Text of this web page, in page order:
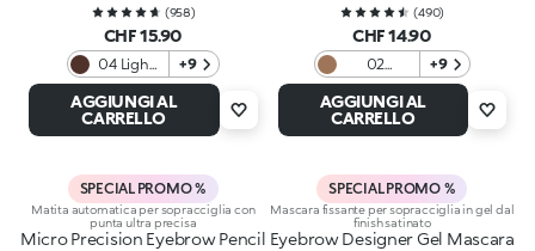
(958)
CHF 15.90
04 Light
Chestnut
and
Blonds
+9
AGGIUNGI AL
CARRELLO
(490)
CHF 14.90
02
Blondes
And
Redheads
+9
AGGIUNGI AL
CARRELLO
SPECIAL PROMO %
Matita automatica per sopracciglia con
punta ultra precisa
Micro Precision Eyebrow Pencil
SPECIAL PROMO %
Mascara fissante per sopracciglia in gel dal
finish satinato
Eyebrow Designer Gel Mascara